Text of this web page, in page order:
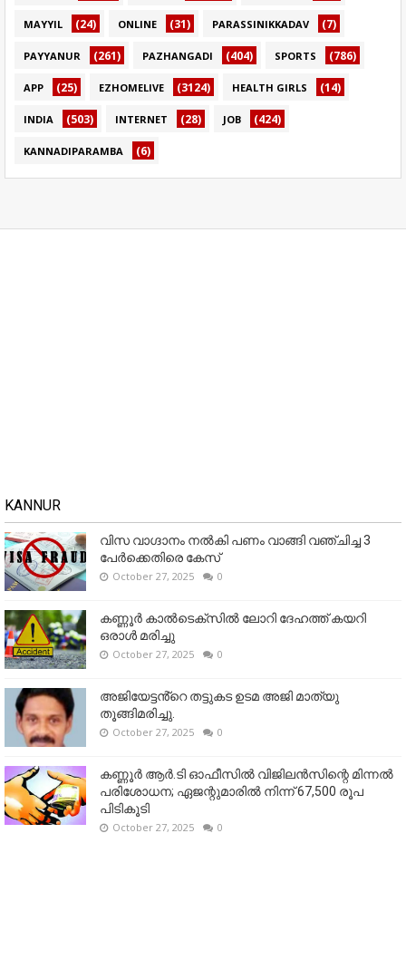
MAYYIL (24) ONLINE (31) PARASSINIKKADAV (7)
PAYYANUR (261) PAZHANGADI (404) SPORTS (786)
APP (25) EZHOMELIVE (3124) HEALTH GIRLS (14)
INDIA (503) INTERNET (28) JOB (424)
KANNADIPARAMBA (6)
KANNUR
വിസ വാഗ്ദാനം നൽകി പണം വാങ്ങി വഞ്ചിച്ച 3
പേർക്കെതിരെ കേസ്
October 27, 2025 0
കണ്ണൂര്‍ കാല്‍ടെക്‌സില്‍ ലോറി ദേഹത്ത് കയറി
ഒരാള്‍ മരിച്ചു
October 27, 2025 0
അജിയേട്ടൻ്റെ തട്ടുകട ഉടമ അജി മാത്യു
തൂങ്ങിമരിച്ചു.
October 27, 2025 0
കണ്ണൂര്‍ ആര്‍.ടി ഓഫീസില്‍ വിജിലൻസിന്റെ മിന്നല്‍
പരിശോധന; ഏജന്റുമാരില്‍ നിന്ന് 67,500 രൂപ
പിടികൂടി
October 27, 2025 0